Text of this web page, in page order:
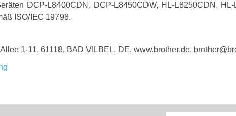
DCP-L8400CDN, DCP-L8450CDW, HL-L8250CDN,
ISO/IEC 19798.
1-11, 61118, BAD VILBEL, DE, www.brother.de,